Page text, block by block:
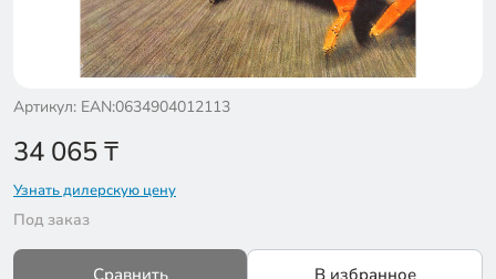
Артикул: EAN:0634904012113
34 065₸
Узнать дилерскую цену
Под заказ
Сравнить В избранное